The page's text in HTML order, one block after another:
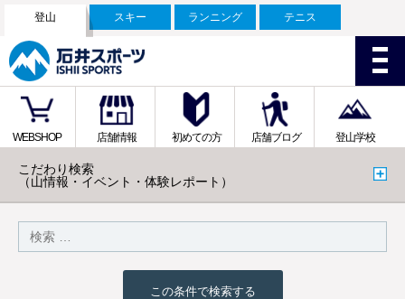
登山 スキー ランニング テニス
WEBSHOP 店舗情報 初めての方 店舗ブログ 登山学校
こだわり検索
（山情報・イベント・体験レポート）
この条件で検索する